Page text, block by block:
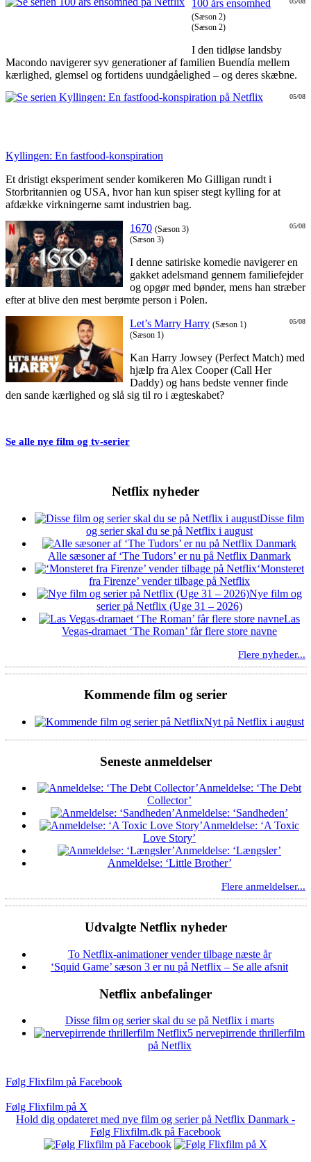
100 års ensomhed
(Sæson 2)
(Sæson 2)
I den tidløse landsby
Macondo navigerer syv generationer af familien Buendía mellem
kærlighed, glemsel og fortidens uundgåelighed – og deres skæbne.
05/08
Kyllingen: En fastfood-konspiration
Et dristigt eksperiment sender komikeren Mo Gilligan rundt i
Storbritannien og USA, hvor han kun spiser stegt kylling for at
afdække virkningerne samt industrien bag.
05/08
1670 (Sæson 3)
(Sæson 3)
I denne satiriske komedie navigerer en
gakket adelsmand gennem familiefejder
og opgør med bønder, mens han stræber
efter at blive den mest berømte person i Polen.
05/08
Let’s Marry Harry (Sæson 1)
(Sæson 1)
Kan Harry Jowsey (Perfect Match) med
hjælp fra Alex Cooper (Call Her
Daddy) og hans bedste venner finde
den sande kærlighed og slå sig til ro i ægteskabet?
Se alle nye film og tv-serier
Netflix nyheder
Disse film
og serier skal du se på Netflix i august
Alle sæsoner af ‘The Tudors’ er nu på Netflix Danmark
‘Monsteret
fra Firenze’ vender tilbage på Netflix
Nye film og
serier på Netflix (Uge 31 – 2026)
Las
Vegas-dramaet ‘The Roman’ får flere store navne
Flere nyheder...
Kommende film og serier
Nyt på Netflix i august
Seneste anmeldelser
Anmeldelse: ‘The Debt
Collector’
Anmeldelse: ‘Sandheden’
Anmeldelse: ‘A Toxic
Love Story’
Anmeldelse: ‘Længsler’
Anmeldelse: ‘Little Brother’
Flere anmeldelser...
Udvalgte Netflix nyheder
To Netflix-animationer vender tilbage næste år
‘Squid Game’ sæson 3 er nu på Netflix – Se alle afsnit
Netflix anbefalinger
Disse film og serier skal du se på Netflix i marts
5 nervepirrende thrillerfilm
på Netflix
Følg Flixfilm på Facebook
Følg Flixfilm på X
Hold dig opdateret med nye film og serier på Netflix Danmark -
Følg Flixfilm.dk på Facebook